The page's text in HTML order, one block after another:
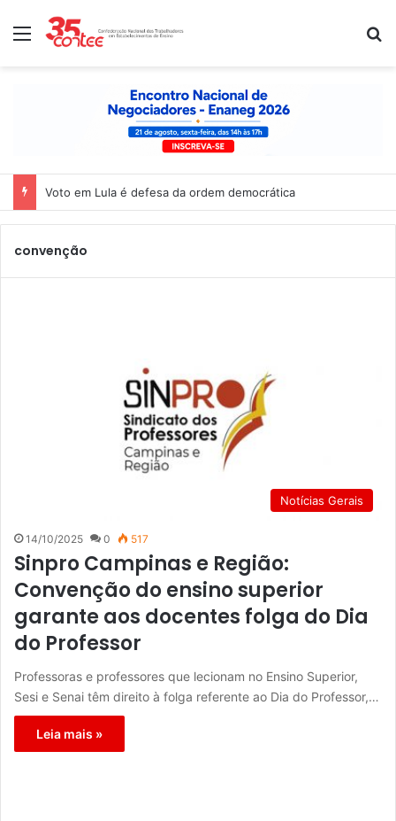
Menu
Voto em Lula é defesa da ordem democrática
convenção
Notícias Gerais
14/10/2025 0 517
Sinpro Campinas e Região:
Convenção do ensino superior
garante aos docentes folga do Dia
do Professor
Professoras e professores que lecionam no Ensino Superior,
Sesi e Senai têm direito à folga referente ao Dia do Professor,…
Leia mais »